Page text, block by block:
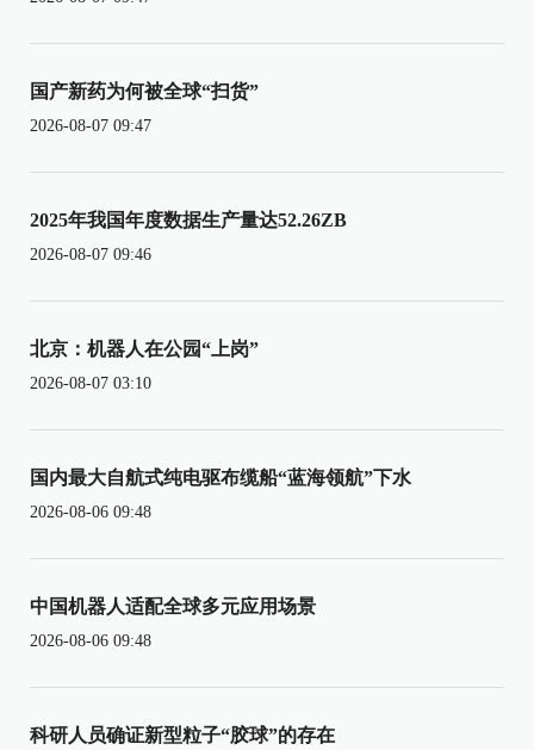
国产新药为何被全球“扫货”
2026-08-07 09:47
2025年我国年度数据生产量达52.26ZB
2026-08-07 09:46
北京：机器人在公园“上岗”
2026-08-07 03:10
国内最大自航式纯电驱布缆船“蓝海领航”下水
2026-08-06 09:48
中国机器人适配全球多元应用场景
2026-08-06 09:48
科研人员确证新型粒子“胶球”的存在